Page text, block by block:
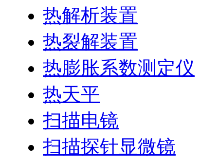
热解析装置
热裂解装置
热膨胀系数测定仪
热天平
扫描电镜
扫描探针显微镜